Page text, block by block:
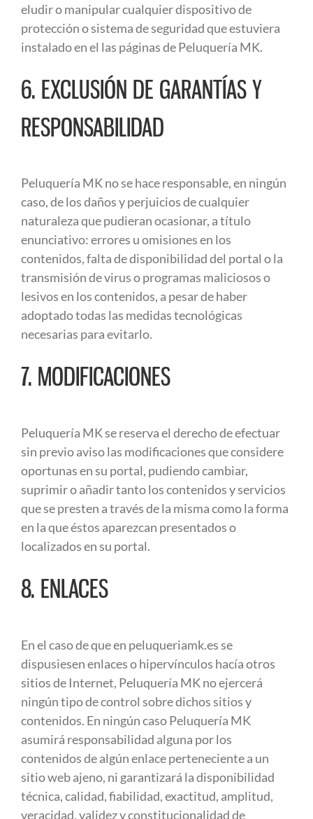
eludir o manipular cualquier dispositivo de
protección o sistema de seguridad que estuviera
instalado en el las páginas de Peluquería MK.
6. EXCLUSIÓN DE GARANTÍAS Y
RESPONSABILIDAD
Peluquería MK no se hace responsable, en ningún
caso, de los daños y perjuicios de cualquier
naturaleza que pudieran ocasionar, a título
enunciativo: errores u omisiones en los
contenidos, falta de disponibilidad del portal o la
transmisión de virus o programas maliciosos o
lesivos en los contenidos, a pesar de haber
adoptado todas las medidas tecnológicas
necesarias para evitarlo.
7. MODIFICACIONES
Peluquería MK se reserva el derecho de efectuar
sin previo aviso las modificaciones que considere
oportunas en su portal, pudiendo cambiar,
suprimir o añadir tanto los contenidos y servicios
que se presten a través de la misma como la forma
en la que éstos aparezcan presentados o
localizados en su portal.
8. ENLACES
En el caso de que en peluqueriamk.es se
dispusiesen enlaces o hipervínculos hacía otros
sitios de Internet, Peluquería MK no ejercerá
ningún tipo de control sobre dichos sitios y
contenidos. En ningún caso Peluquería MK
asumirá responsabilidad alguna por los
contenidos de algún enlace perteneciente a un
sitio web ajeno, ni garantizará la disponibilidad
técnica, calidad, fiabilidad, exactitud, amplitud,
veracidad, validez y constitucionalidad de